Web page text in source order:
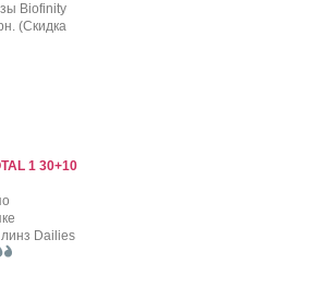
Biofinity
(Скидка
1 30+10
Dailies